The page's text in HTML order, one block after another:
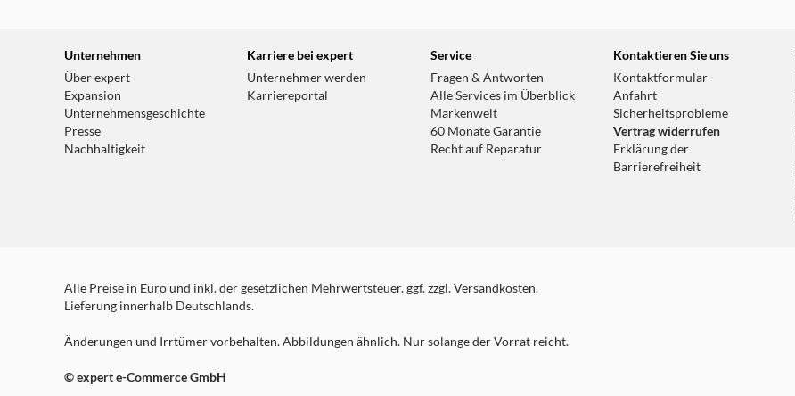
Unternehmen
Über expert
Expansion
Unternehmensgeschichte
Presse
Nachhaltigkeit
Karriere bei expert
Unternehmer werden
Karriereportal
Service
Fragen & Antworten
Alle Services im Überblick
Markenwelt
60 Monate Garantie
Recht auf Reparatur
Kontaktieren Sie uns
Kontaktformular
Anfahrt
Sicherheitsprobleme
Vertrag widerrufen
Erklärung der
Barrierefreiheit
Alle Preise in Euro und inkl. der gesetzlichen Mehrwertsteuer. ggf. zzgl. Versandkosten.
Lieferung innerhalb Deutschlands.
Änderungen und Irrtümer vorbehalten. Abbildungen ähnlich. Nur solange der Vorrat reicht.
© expert e-Commerce GmbH